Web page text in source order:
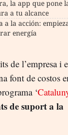
la app que pone
a tu alcance
a la acción:
energía
de l’empresa i
font de costos
‘
de suport a la